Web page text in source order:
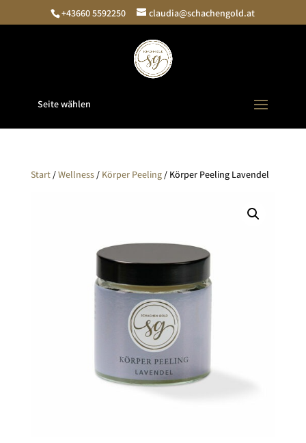
+43660 5592250 claudia@schachengold.at
Seite wählen
Start/Wellness/ Körper Peeling/ Körper Peeling Lavendel